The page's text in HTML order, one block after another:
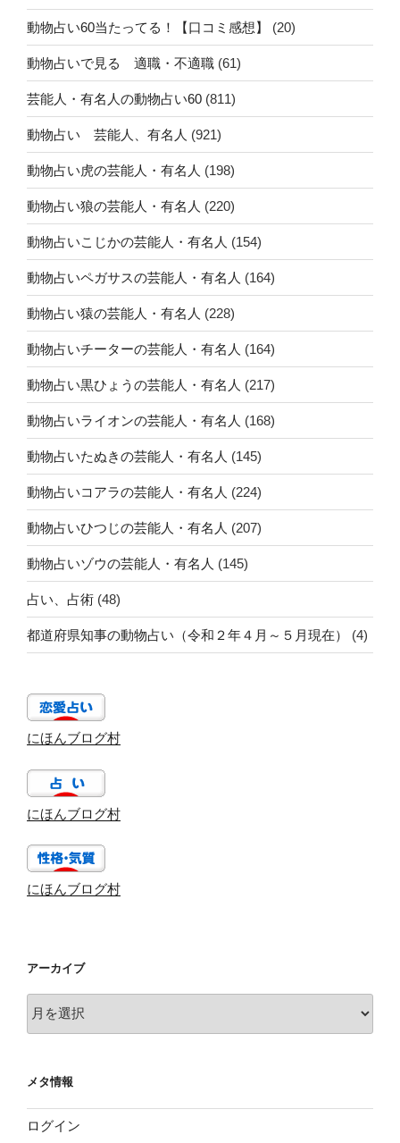
動物占い60当たってる！【口コミ感想】 (20)
動物占いで見る 適職・不適職 (61)
芸能人・有名人の動物占い60 (811)
動物占い 芸能人、有名人 (921)
動物占い虎の芸能人・有名人 (198)
動物占い狼の芸能人・有名人 (220)
動物占いこじかの芸能人・有名人 (154)
動物占いペガサスの芸能人・有名人 (164)
動物占い猿の芸能人・有名人 (228)
動物占いチーターの芸能人・有名人 (164)
動物占い黒ひょうの芸能人・有名人 (217)
動物占いライオンの芸能人・有名人 (168)
動物占いたぬきの芸能人・有名人 (145)
動物占いコアラの芸能人・有名人 (224)
動物占いひつじの芸能人・有名人 (207)
動物占いゾウの芸能人・有名人 (145)
占い、占術 (48)
都道府県知事の動物占い（令和２年４月～５月現在） (4)
にほんブログ村
にほんブログ村
にほんブログ村
アーカイブ
ー
ブ
メタ情報
ログイン